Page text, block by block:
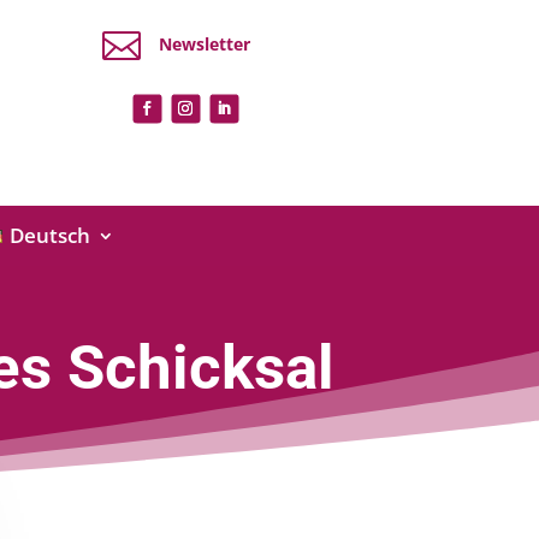
 Newsletter
Deutsch
Schicksal